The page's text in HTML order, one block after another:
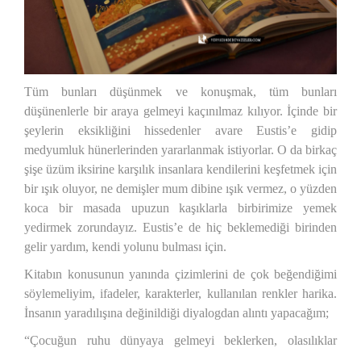
Tüm bunları düşünmek ve konuşmak, tüm bunları
düşünenlerle bir araya gelmeyi kaçınılmaz kılıyor. İçinde bir
şeylerin eksikliğini hissedenler avare Eustis’e gidip
medyumluk hünerlerinden yararlanmak istiyorlar. O da birkaç
şişe üzüm iksirine karşılık insanlara kendilerini keşfetmek için
bir ışık oluyor, ne demişler mum dibine ışık vermez, o yüzden
koca bir masada upuzun kaşıklarla birbirimize yemek
yedirmek zorundayız. Eustis’e de hiç beklemediği birinden
gelir yardım, kendi yolunu bulması için.
Kitabın konusunun yanında çizimlerini de çok beğendiğimi
söylemeliyim, ifadeler, karakterler, kullanılan renkler harika.
İnsanın yaradılışına değinildiği diyalogdan alıntı yapacağım;
“Çocuğun ruhu dünyaya gelmeyi beklerken, olasılıklar